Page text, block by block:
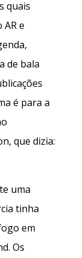
quais
e
de bala
é para a
que dizia:
uma
tinha
em
Os